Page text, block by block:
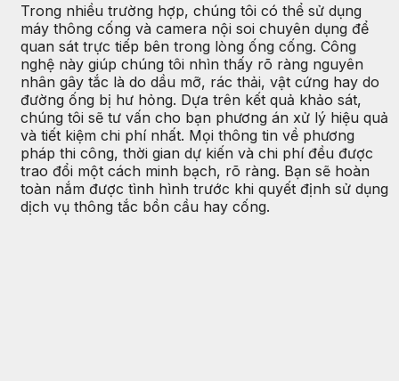
Trong nhiều trường hợp, chúng tôi có thể sử dụng
máy thông cống và camera nội soi chuyên dụng để
quan sát trực tiếp bên trong lòng ống cống. Công
nghệ này giúp chúng tôi nhìn thấy rõ ràng nguyên
nhân gây tắc là do dầu mỡ, rác thải, vật cứng hay do
đường ống bị hư hỏng. Dựa trên kết quả khảo sát,
chúng tôi sẽ tư vấn cho bạn phương án xử lý hiệu quả
và tiết kiệm chi phí nhất. Mọi thông tin về phương
pháp thi công, thời gian dự kiến và chi phí đều được
trao đổi một cách minh bạch, rõ ràng. Bạn sẽ hoàn
toàn nắm được tình hình trước khi quyết định sử dụng
dịch vụ thông tắc bồn cầu hay cống.